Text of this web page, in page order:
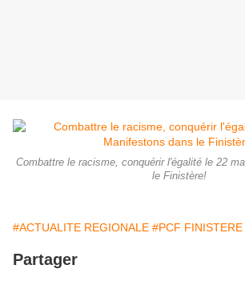
Combattre le racisme, conquérir l'égalité le 22
le Finistère!
#ACTUALITE REGIONALE #PCF FINISTERE
Partager